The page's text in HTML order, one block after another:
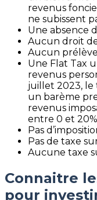
revenus
ne subissent
Une absence
Aucun droit
Aucun
Une Flat Tax
revenus
juillet 2023, le
un barème
revenus
entre 0 et
Pas
Pas de taxe
Aucune taxe
Connaitre
pour